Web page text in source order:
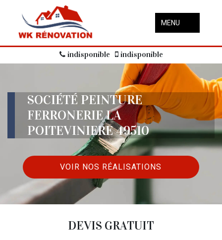
MENU
indisponible indisponible
SOCIÉTÉ PEINTURE
FERRONERIE LA
POITEVINIERE 49510
VOIR NOS RÉALISATIONS
DEVIS GRATUIT